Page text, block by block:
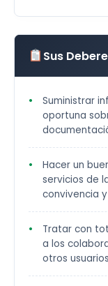
Sus
Suministrar
oportuna
Hacer un
servicios de
convivencia
Tratar con
a los
otros